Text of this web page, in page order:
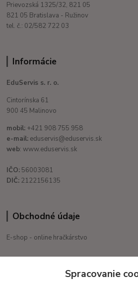
Prievozská 1325/32, 821 05
821 05 Bratislava - Ružinov
tel. č.: 02/582 722 03
Informácie
EduServis s. r. o.
Cintorínska 61
900 45 Malinovo
mobil: +421 908 755 958
e-mail: eduservis@eduservis.sk
web: www.eduservis.sk
IČO: 56003081
DIČ: 2122156135
Obchodné údaje
E-shop - online hračkárstvo
Po. - Pia. od 9:00 hod. - 16:00 hod.
Spracovanie